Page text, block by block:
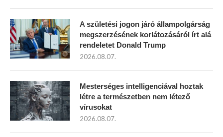
A születési jogon járó állampolgárság
megszerzésének korlátozásáról írt alá
rendeletet Donald Trump
2026.08.07.
Mesterséges intelligenciával hoztak
létre a természetben nem létező
vírusokat
2026.08.07.